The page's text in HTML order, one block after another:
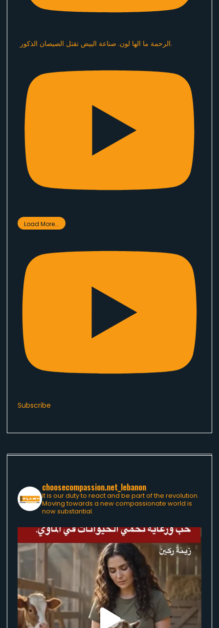
الرحمة ما الها لون. صناعة البيض تقتل الصيصان الذكور.
Load More...
Subscribe
choosecompassion.net_lebanon
It is our duty to react and be part of the revolution.
Moving towards a new compassionate world is
now substantial.